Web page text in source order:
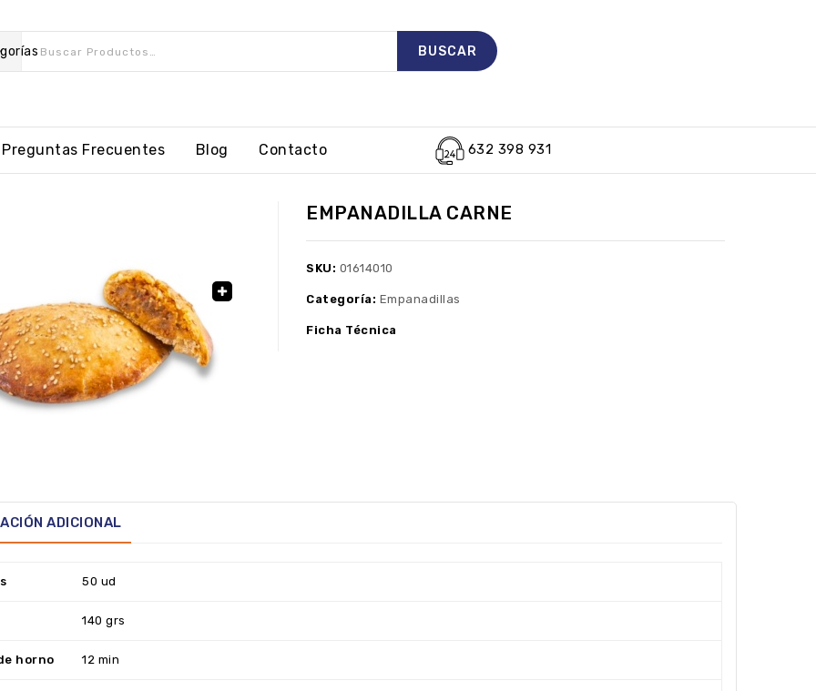
Preguntas Frecuentes Blog Contacto 632 398 931
EMPANADILLA CARNE
SKU: 01614010
Categoría: Empanadillas
Ficha Técnica
ADICIONAL
50 ud
140 grs
horno 12 min